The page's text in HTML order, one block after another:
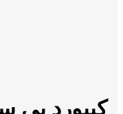
کیبورد بی